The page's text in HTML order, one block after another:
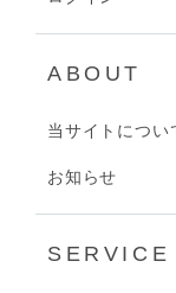
ABOUT
当サイトについ
お知らせ
SERVICE